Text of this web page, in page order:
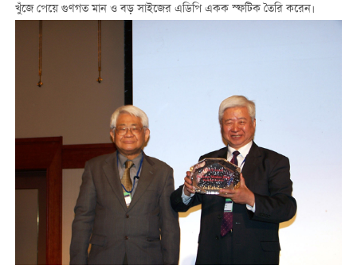
খুঁজে পেয়ে গুণগত মান ও বড় সাইজের এডিপি একক স্ফটিক তৈরি করেন।